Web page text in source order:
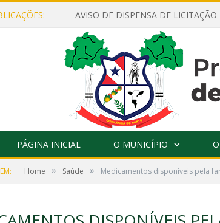
PÁGINA INICIAL O MUNICÍPIO
Home » Saúde » Medicamentos disponíveis pela